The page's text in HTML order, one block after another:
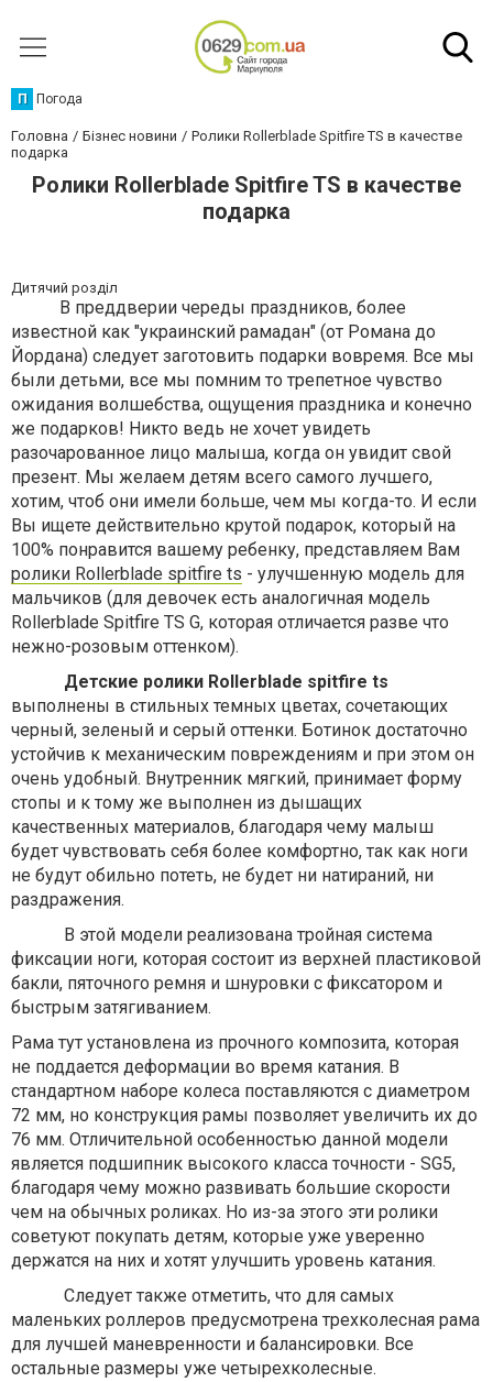
П Погода
Головна Бізнес новини
Ролики Rollerblade Spitfire TS в качестве
подарка
Ролики Rollerblade Spitfire TS в качестве
подарка
Дитячий розділ
В преддверии череды праздников, более
известной как "украинский рамадан" (от Романа до
Йордана) следует заготовить подарки вовремя. Все мы
были детьми, все мы помним то трепетное чувство
ожидания волшебства, ощущения праздника и конечно
же подарков! Никто ведь не хочет увидеть
разочарованное лицо малыша, когда он увидит свой
презент. Мы желаем детям всего самого лучшего,
хотим, чтоб они имели больше, чем мы когда-то. И если
Вы ищете действительно крутой подарок, который на
100% понравится вашему ребенку, представляем Вам
ролики Rollerblade spitfire ts - улучшенную модель для
мальчиков (для девочек есть аналогичная модель
Rollerblade Spitfire TS G, которая отличается разве что
нежно-розовым оттенком).
Детские ролики Rollerblade spitfire ts
выполнены в стильных темных цветах, сочетающих
черный, зеленый и серый оттенки. Ботинок достаточно
устойчив к механическим повреждениям и при этом он
очень удобный. Внутренник мягкий, принимает форму
стопы и к тому же выполнен из дышащих
качественных материалов, благодаря чему малыш
будет чувствовать себя более комфортно, так как ноги
не будут обильно потеть, не будет ни натираний, ни
раздражения.
В этой модели реализована тройная система
фиксации ноги, которая состоит из верхней пластиковой
бакли, пяточного ремня и шнуровки с фиксатором и
быстрым затягиванием.
Рама тут установлена из прочного композита, которая
не поддается деформации во время катания. В
стандартном наборе колеса поставляются с диаметром
72 мм, но конструкция рамы позволяет увеличить их до
76 мм. Отличительной особенностью данной модели
является подшипник высокого класса точности - SG5,
благодаря чему можно развивать большие скорости
чем на обычных роликах. Но из-за этого эти ролики
советуют покупать детям, которые уже уверенно
держатся на них и хотят улучшить уровень катания.
Следует также отметить, что для самых
маленьких роллеров предусмотрена трехколесная рама
для лучшей маневренности и балансировки. Все
остальные размеры уже четырехколесные.